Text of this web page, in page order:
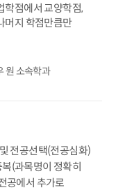
학점에서 교양학점,
머지 학점만큼만
원 소속학과
전공선택(전공심화)
(과목명이 정확히
공에서 추가로